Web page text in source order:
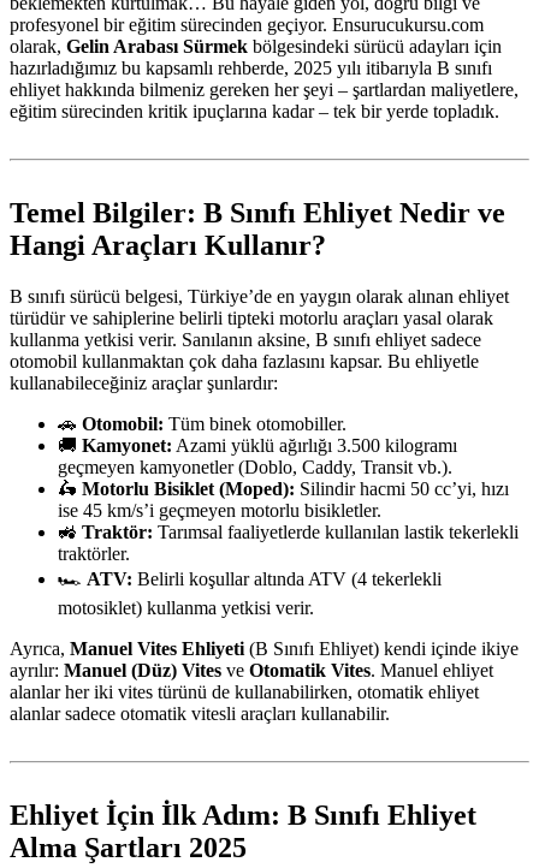
profesyonel bir eğitim sürecinden geçiyor. Ensurucukursu.com
olarak, Gelin Arabası Sürmek bölgesindeki sürücü adayları için
hazırladığımız bu kapsamlı rehberde, 2025 yılı itibarıyla B sınıfı
ehliyet hakkında bilmeniz gereken her şeyi – şartlardan maliyetlere,
eğitim sürecinden kritik ipuçlarına kadar – tek bir yerde topladık.
Temel Bilgiler: B Sınıfı Ehliyet Nedir ve
Hangi Araçları Kullanır?
B sınıfı sürücü belgesi, Türkiye’de en yaygın olarak alınan ehliyet
türüdür ve sahiplerine belirli tipteki motorlu araçları yasal olarak
kullanma yetkisi verir. Sanılanın aksine, B sınıfı ehliyet sadece
otomobil kullanmaktan çok daha fazlasını kapsar. Bu ehliyetle
kullanabileceğiniz araçlar şunlardır:
🚗 Otomobil: Tüm binek otomobiller.
🚚 Kamyonet: Azami yüklü ağırlığı 3.500 kilogramı
geçmeyen kamyonetler (Doblo, Caddy, Transit vb.).
🛵 Motorlu Bisiklet (Moped): Silindir hacmi 50 cc’yi, hızı
ise 45 km/s’i geçmeyen motorlu bisikletler.
🚜 Traktör: Tarımsal faaliyetlerde kullanılan lastik tekerlekli
traktörler.
🏎️ ATV: Belirli koşullar altında ATV (4 tekerlekli
motosiklet) kullanma yetkisi verir.
Ayrıca, Manuel Vites Ehliyeti (B Sınıfı Ehliyet) kendi içinde ikiye
ayrılır: Manuel (Düz) Vites ve Otomatik Vites. Manuel ehliyet
alanlar her iki vites türünü de kullanabilirken, otomatik ehliyet
alanlar sadece otomatik vitesli araçları kullanabilir.
Ehliyet İçin İlk Adım: B Sınıfı Ehliyet
Alma Şartları 2025